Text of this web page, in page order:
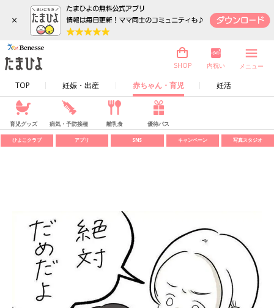
×
TOP 妊娠・出産 赤ちゃん・育児 妊活
SHOP 内祝い メニュー
育児グッズ 病気・予防接種 離乳食 優待パス
ひよこクラブ アプリ SNS キャンペーン 写真スタジオ